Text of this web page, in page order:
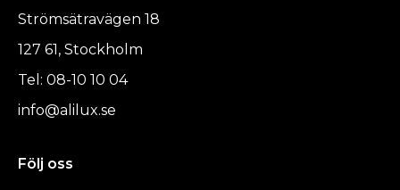
Strömsätravägen 18
127 61, Stockholm
Tel: 08-10 10 04
info@alilux.se
Följ oss